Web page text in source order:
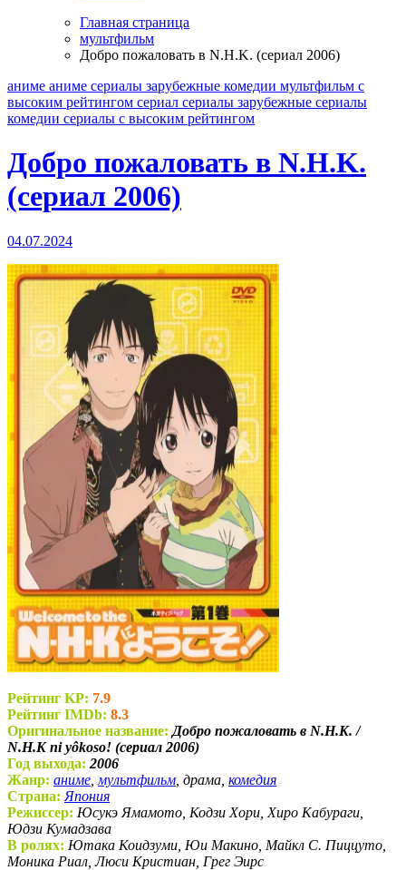
Главная страница
мультфильм
Добро пожаловать в N.H.K. (сериал 2006)
аниме аниме сериалы зарубежные комедии мультфильм с
высоким рейтингом сериал сериалы зарубежные сериалы
комедии сериалы с высоким рейтингом
Добро пожаловать в N.H.K.
(сериал 2006)
04.07.2024
Рейтинг KP: 7.9
Рейтинг IMDb: 8.3
Оригинальное название: Добро пожаловать в N.H.K. /
N.H.K ni yôkoso! (сериал 2006)
Год выхода: 2006
Жанр: аниме мультфильм , драма, комедия
Страна: Япония
Режиссер: Юсукэ Ямамото, Кодзи Хори, Хиро Кабураги,
Юдзи Кумадзава
В ролях: Ютака Коидзуми, Юи Макино, Майкл С. Пиццуто,
Моника Риал, Люси Кристиан, Грег Эирс